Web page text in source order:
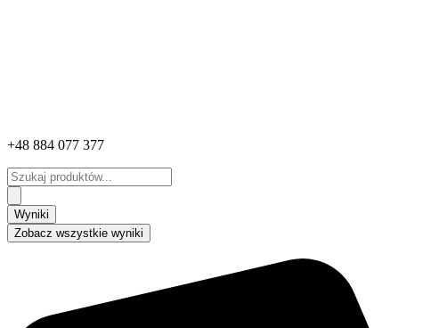
+48 884 077 377
Search
...
Wyniki
Zobacz wszystkie wyniki